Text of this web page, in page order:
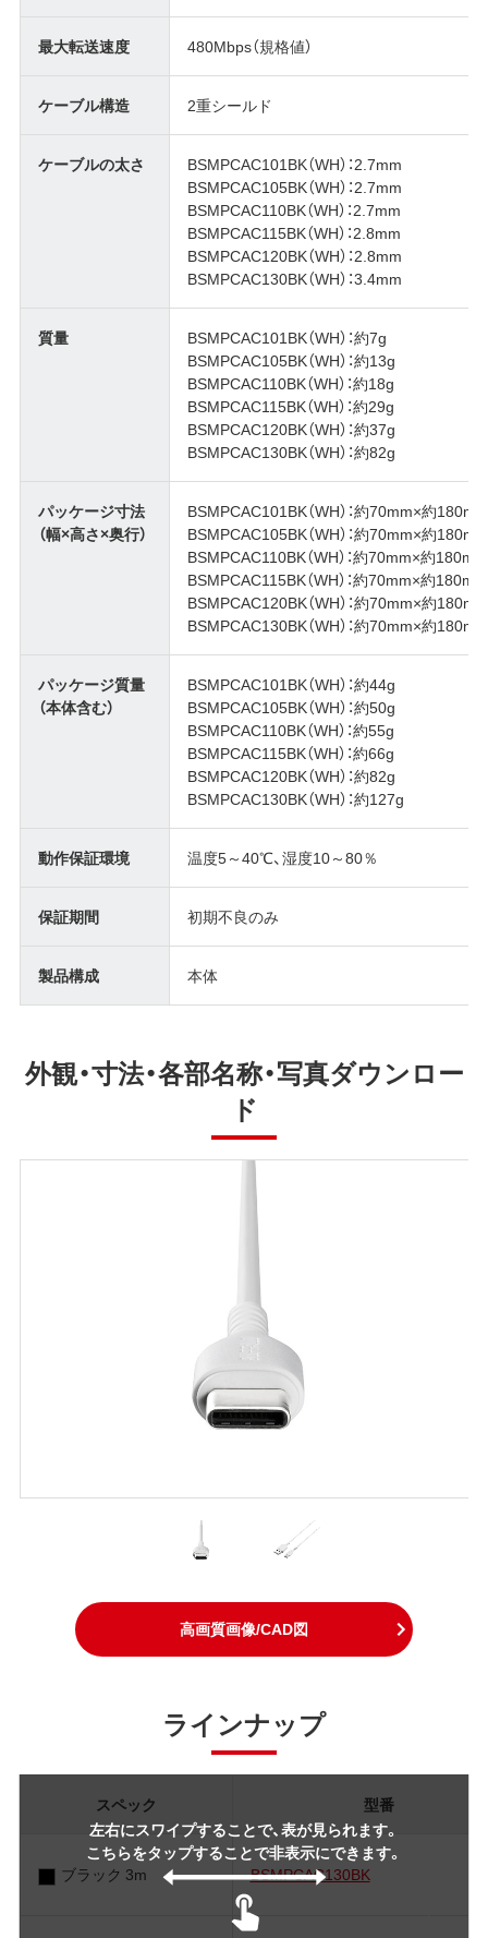
最大転送速度 480Mbps（規格値）
ケーブル構造 2重シールド
ケーブルの太さ
BSMPCAC101BK（WH）：2.7mm
BSMPCAC105BK（WH）：2.7mm
BSMPCAC110BK（WH）：2.7mm
BSMPCAC115BK（WH）：2.8mm
BSMPCAC120BK（WH）：2.8mm
BSMPCAC130BK（WH）：3.4mm
質量
BSMPCAC101BK（WH）：約7g
BSMPCAC105BK（WH）：約13g
BSMPCAC110BK（WH）：約18g
BSMPCAC115BK（WH）：約29g
BSMPCAC120BK（WH）：約37g
BSMPCAC130BK（WH）：約82g
パッケージ寸法
（幅×高さ×奥行）
BSMPCAC101BK（WH）：約70mm×約
BSMPCAC105BK（WH）：約70mm×約
BSMPCAC110BK（WH）：約70mm×約
BSMPCAC115BK（WH）：約70mm×約
BSMPCAC120BK（WH）：約70mm×約
BSMPCAC130BK（WH）：約70mm×約
パッケージ質量
（本体含む）
BSMPCAC101BK（WH）：約44g
BSMPCAC105BK（WH）：約50g
BSMPCAC110BK（WH）：約55g
BSMPCAC115BK（WH）：約66g
BSMPCAC120BK（WH）：約82g
BSMPCAC130BK（WH）：約127g
動作保証環境 温度5～40℃、湿度10～80％
保証期間 初期不良のみ
製品構成 本体
外観・寸法・各部名称・写真ダウンロー
ド
高画質画像/CAD図
ラインナップ
左右にスワイプすることで、表が見られます。
こちらをタップすることで非表示にできます。
スペック 型番
ブラック 3m BSMPCAC130BK